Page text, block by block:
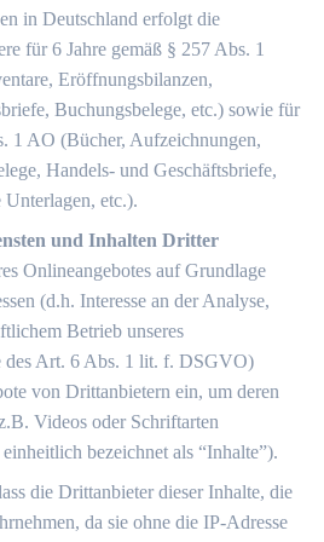
in Deutschland erfolgt die
für 6 Jahre gemäß § 257 Abs. 1
Eröffnungsbilanzen,
Buchungsbelege, etc.) sowie für
1 AO (Bücher, Aufzeichnungen,
Handels- und Geschäftsbriefe,
Unterlagen, etc.).
und Inhalten Dritter
Onlineangebotes auf Grundlage
(d.h. Interesse an der Analyse,
Betrieb unseres
des Art. 6 Abs. 1 lit. f. DSGVO)
von Drittanbietern ein, um deren
Videos oder Schriftarten
bezeichnet als “Inhalte”).
die Drittanbieter dieser Inhalte, die
da sie ohne die IP-Adresse